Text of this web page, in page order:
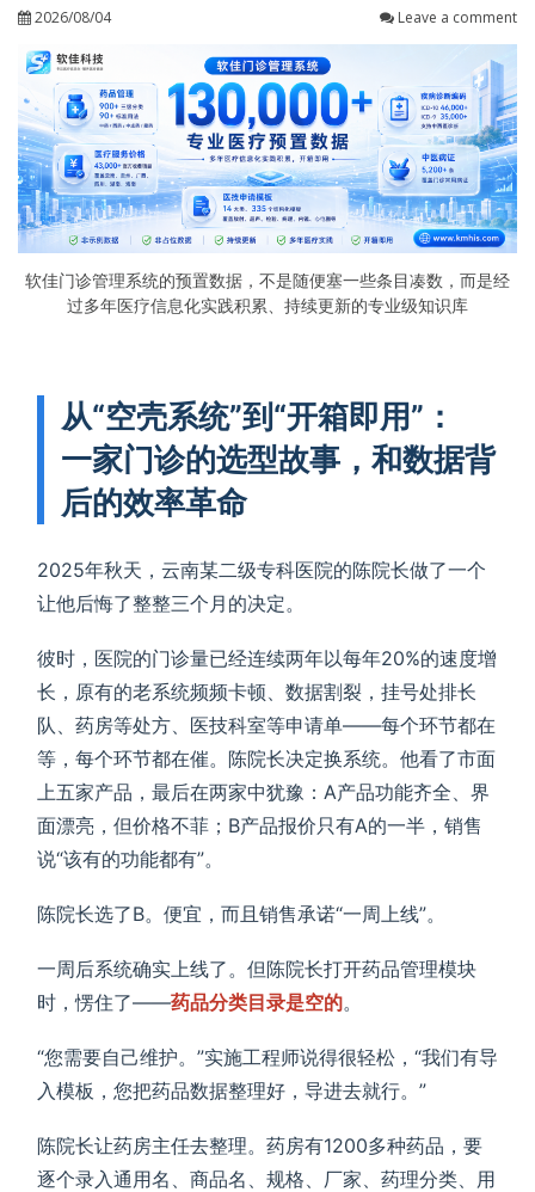
2026/08/04 Leave a comment
软佳门诊管理系统的预置数据，不是随便塞一些条目凑数，而是经
过多年医疗信息化实践积累、持续更新的专业级知识库
从“空壳系统”到“开箱即用”：
一家门诊的选型故事，和数据背
后的效率革命
2025年秋天，云南某二级专科医院的陈院长做了一个
让他后悔了整整三个月的决定。
彼时，医院的门诊量已经连续两年以每年20%的速度增
长，原有的老系统频频卡顿、数据割裂，挂号处排长
队、药房等处方、医技科室等申请单——每个环节都在
等，每个环节都在催。陈院长决定换系统。他看了市面
上五家产品，最后在两家中犹豫：A产品功能齐全、界
面漂亮，但价格不菲；B产品报价只有A的一半，销售
说“该有的功能都有”。
陈院长选了B。便宜，而且销售承诺“一周上线”。
一周后系统确实上线了。但陈院长打开药品管理模块
时，愣住了——药品分类目录是空的。
“您需要自己维护。”实施工程师说得很轻松，“我们有导
入模板，您把药品数据整理好，导进去就行。”
陈院长让药房主任去整理。药房有1200多种药品，要
逐个录入通用名、商品名、规格、厂家、药理分类、用